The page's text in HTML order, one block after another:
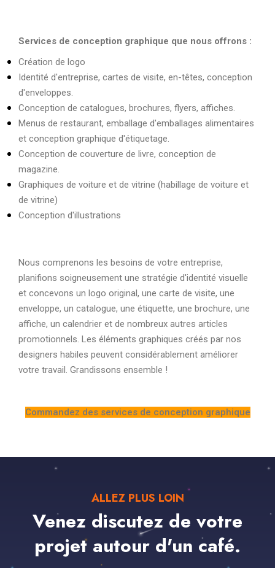
Services de conception graphique que nous offrons :
Création de logo
Identité d'entreprise, cartes de visite, en-têtes, conception
d'enveloppes.
Conception de catalogues, brochures, flyers, affiches.
Menus de restaurant, emballage d'emballages alimentaires
et conception graphique d'étiquetage.
Conception de couverture de livre, conception de
magazine.
Graphiques de voiture et de vitrine (habillage de voiture et
de vitrine)
Conception d'illustrations
Nous comprenons les besoins de votre entreprise,
planifions soigneusement une stratégie d'identité visuelle
et concevons un logo original, une carte de visite, une
enveloppe, un catalogue, une étiquette, une brochure, une
affiche, un calendrier et de nombreux autres articles
promotionnels. Les éléments graphiques créés par nos
designers habiles peuvent considérablement améliorer
votre travail. Grandissons ensemble !
Commandez des services de conception graphique
ALLEZ PLUS LOIN
Venez discutez de votre
projet autour d'un café.